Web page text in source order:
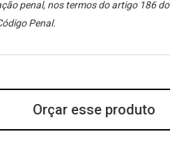
penal, nos termos do artigo 186 do
Penal.
Orçar esse produto